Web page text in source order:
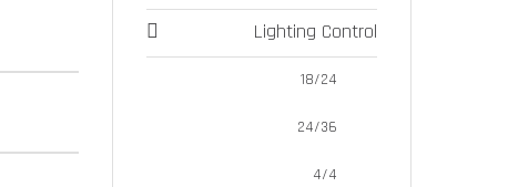
Lighting Control
18/24
24/36
4/4